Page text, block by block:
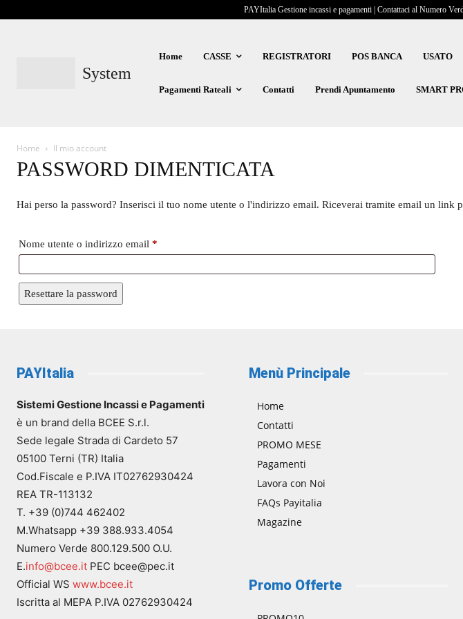
PAYItalia Gestione incassi e pagamenti | Contattaci al Numero
System
Home CASSE REGISTRATORI POS BANCA USATO
Pagamenti Rateali Contatti Prendi Apuntamento SMART
Home Il mio account
PASSWORD DIMENTICATA
Hai perso la password? Inserisci il tuo nome utente o l'indirizzo email. Riceverai tramite email un link
Nome utente o indirizzo email *
Resettare la password
PAYItalia
Sistemi Gestione Incassi e Pagamenti
è un brand della BCEE S.r.l.
Sede legale Strada di Cardeto 57
05100 Terni (TR) Italia
Cod.Fiscale e P.IVA IT02762930424
REA TR-113132
T. +39 (0)744 462402
M.Whatsapp +39 388.933.4054
Numero Verde 800.129.500 O.U.
E.info@bcee.it PEC bcee@pec.it
Official WS www.bcee.it
Iscritta al MEPA P.IVA 02762930424
Menù Principale
Home
Contatti
PROMO MESE
Pagamenti
Lavora con Noi
FAQs Payitalia
Magazine
Promo Offerte